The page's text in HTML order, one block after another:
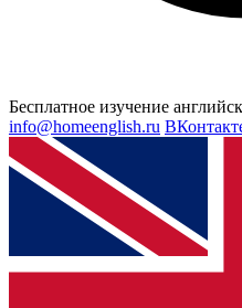
Бесплатное изучение
info@homeenglish.ru